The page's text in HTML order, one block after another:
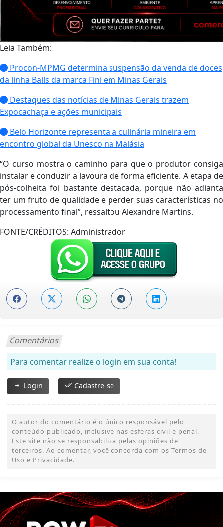
Leia Também:
Procon-MPMG determina suspensão da venda de doces
da linha Balls da marca Fini em Minas Gerais
Destaques das notícias de Minas Gerais trazem
Expocachaça e ações municipais
Belo Horizonte representa a culinária mineira em
encontro global da Unesco na Malásia
“O curso mostra o caminho para que o produtor consiga
instalar e conduzir a lavoura de forma eficiente. A etapa de
pós-colheita foi bastante destacada, porque não adianta
ter um fruto de qualidade e perder suas características no
processamento final”, ressaltou Alexandre Martins.
FONTE/CRÉDITOS: Administrador
Comentários
Para comentar realize o login em sua conta!
Login Cadastre-se
O autor do comentário é o único responsável pelo
conteúdo publicado, inclusive nas esferas civil e penal.
Este site não se responsabiliza pelas opiniões de
terceiros. Ao comentar, você concorda com os Termos de
Uso e Privacidade.